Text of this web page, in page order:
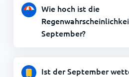
Wie hoch ist die
September?
Ist der September